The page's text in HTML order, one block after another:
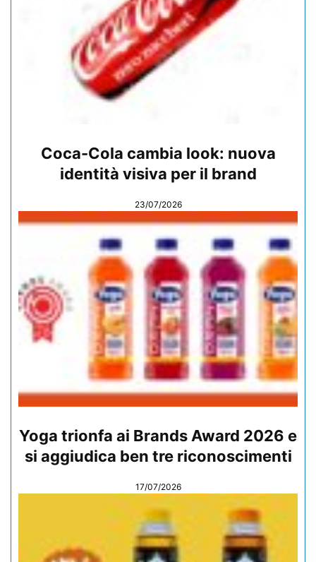
Coca-Cola cambia look: nuova
identità visiva per il brand
23/07/2026
Yoga trionfa ai Brands Award 2026 e
si aggiudica ben tre riconoscimenti
17/07/2026